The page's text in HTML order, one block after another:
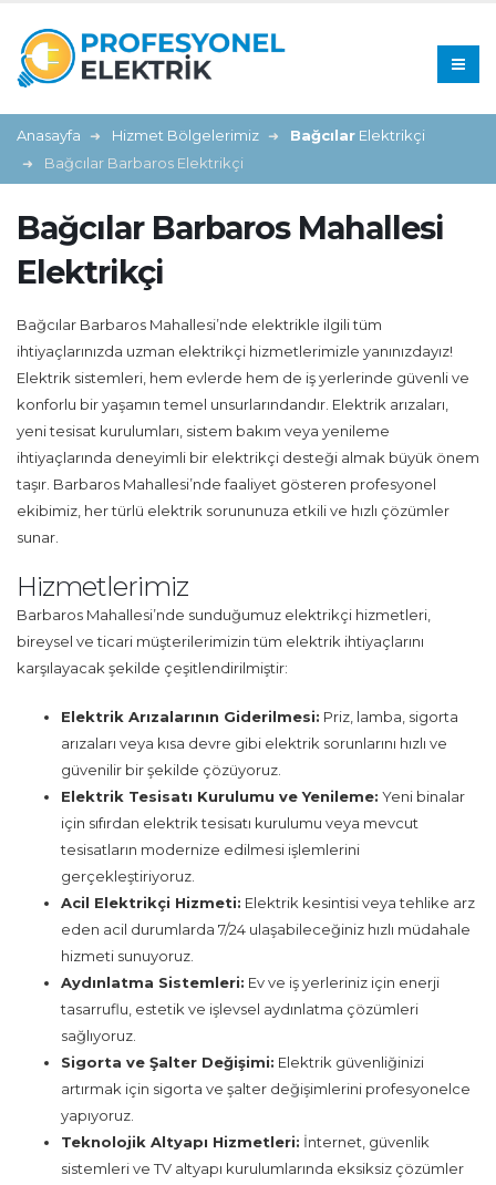
Anasayfa Hizmet Bölgelerimiz Bağcılar Elektrikçi
Bağcılar Barbaros Elektrikçi
Bağcılar Barbaros Mahallesi
Elektrikçi
Bağcılar Barbaros Mahallesi’nde elektrikle ilgili tüm
ihtiyaçlarınızda uzman elektrikçi hizmetlerimizle yanınızdayız!
Elektrik sistemleri, hem evlerde hem de iş yerlerinde güvenli ve
konforlu bir yaşamın temel unsurlarındandır. Elektrik arızaları,
yeni tesisat kurulumları, sistem bakım veya yenileme
ihtiyaçlarında deneyimli bir elektrikçi desteği almak büyük önem
taşır. Barbaros Mahallesi’nde faaliyet gösteren profesyonel
ekibimiz, her türlü elektrik sorununuza etkili ve hızlı çözümler
sunar.
Hizmetlerimiz
Barbaros Mahallesi’nde sunduğumuz elektrikçi hizmetleri,
bireysel ve ticari müşterilerimizin tüm elektrik ihtiyaçlarını
karşılayacak şekilde çeşitlendirilmiştir:
Elektrik Arızalarının Giderilmesi: Priz, lamba, sigorta
arızaları veya kısa devre gibi elektrik sorunlarını hızlı ve
güvenilir bir şekilde çözüyoruz.
Elektrik Tesisatı Kurulumu ve Yenileme: Yeni binalar
için sıfırdan elektrik tesisatı kurulumu veya mevcut
tesisatların modernize edilmesi işlemlerini
gerçekleştiriyoruz.
Acil Elektrikçi Hizmeti: Elektrik kesintisi veya tehlike arz
eden acil durumlarda 7/24 ulaşabileceğiniz hızlı müdahale
hizmeti sunuyoruz.
Aydınlatma Sistemleri: Ev ve iş yerleriniz için enerji
tasarruflu, estetik ve işlevsel aydınlatma çözümleri
sağlıyoruz.
Sigorta ve Şalter Değişimi: Elektrik güvenliğinizi
artırmak için sigorta ve şalter değişimlerini profesyonelce
yapıyoruz.
Teknolojik Altyapı Hizmetleri: İnternet, güvenlik
sistemleri ve TV altyapı kurulumlarında eksiksiz çözümler